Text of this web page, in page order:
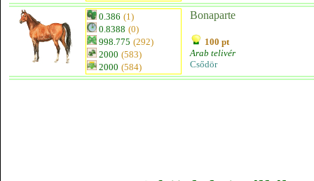
0.386 (1)
0.8388 (0)
998.775 (292)
2000 (583)
2000 (584)
Bonaparte
100 pt
Arab telivér
Csődör